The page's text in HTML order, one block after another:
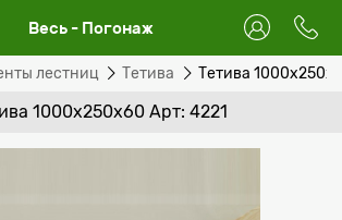
Весь - Погонаж
лестниц Тетива Тетива
1000x250x60 Арт: 4221